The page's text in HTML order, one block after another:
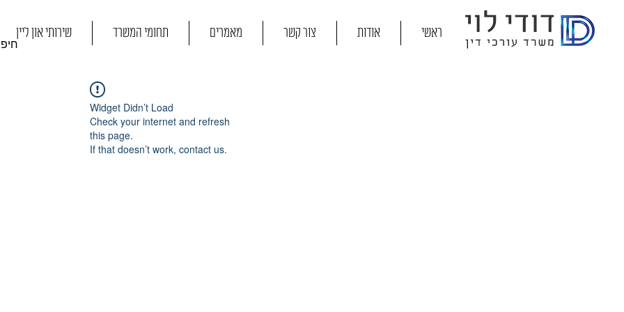
שירותי און ליין תחומי המשרד מאמרים צור קשר אודות ראשי
Widget Didn’t Load
Check your internet and refresh
this page.
If that doesn’t work, contact us.